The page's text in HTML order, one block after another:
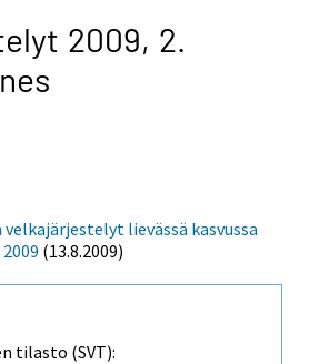
2009, 2.
lievässä kasvussa
(13.8.2009)
tilasto (SVT):